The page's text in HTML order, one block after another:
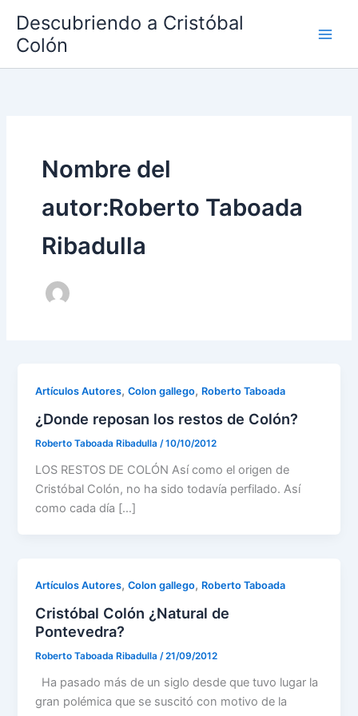
contenido
Descubriendo a Cristóbal
Colón
Nombre del
autor:Roberto Taboada
Ribadulla
Artículos Autores,Colon gallego, Roberto Taboada
¿Donde reposan los restos de Colón?
Roberto Taboada Ribadulla /10/10/2012
LOS RESTOS DE COLÓN Así como el origen de
Cristóbal Colón, no ha sido todavía perfilado. Así
como cada día […]
Artículos Autores,Colon gallego, Roberto Taboada
Cristóbal Colón ¿Natural de
Pontevedra?
Roberto Taboada Ribadulla/21/09/2012
Ha pasado más de un siglo desde que tuvo lugar la
gran polémica que se suscitó con motivo de la